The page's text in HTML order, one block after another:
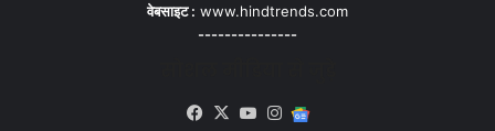
वेबसाइट : www.hindtrends.com
---------------
Facebook
X YouTubeInstagram